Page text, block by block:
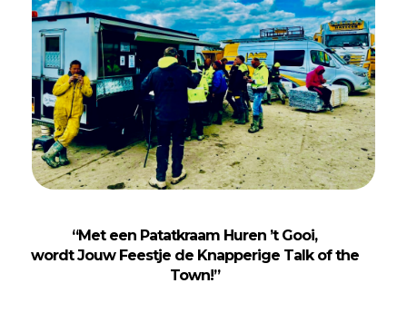
“Met een Patatkraam Huren ’t Gooi,
wordt Jouw Feestje de Knapperige Talk of the
Town!”